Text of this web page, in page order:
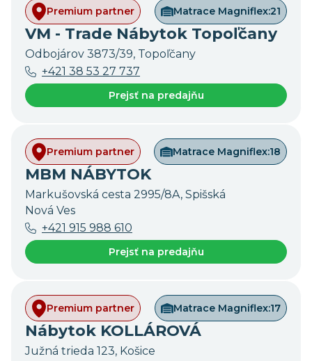
Premium partner Matrace Magniflex:21
VM - Trade Nábytok Topoľčany
Odbojárov 3873/39, Topoľčany
+421 38 53 27 737
Prejsť na predajňu
Premium partner Matrace Magniflex:18
MBM NÁBYTOK
Markušovská cesta 2995/8A, Spišská
Nová Ves
+421 915 988 610
Prejsť na predajňu
Premium partner Matrace Magniflex:17
Nábytok KOLLÁROVÁ
Južná trieda 123, Košice